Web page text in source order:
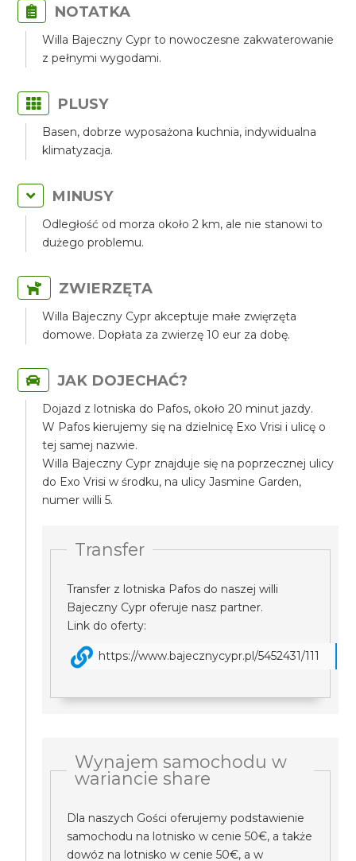
NOTATKA
Willa Bajeczny Cypr to nowoczesne zakwaterowanie
z pełnymi wygodami.
PLUSY
Basen, dobrze wyposażona kuchnia, indywidualna
klimatyzacja.
MINUSY
Odległość od morza około 2 km, ale nie stanowi to
dużego problemu.
ZWIERZĘTA
Willa Bajeczny Cypr akceptuje małe zwięrzęta
domowe. Dopłata za zwierzę 10 eur za dobę.
JAK DOJECHAĆ?
Dojazd z lotniska do Pafos, około 20 minut jazdy.
W Pafos kierujemy się na dzielnicę Exo Vrisi i ulicę o
tej samej nazwie.
Willa Bajeczny Cypr znajduje się na poprzecznej ulicy
do Exo Vrisi w środku, na ulicy Jasmine Garden,
numer willi 5.
Transfer
Transfer z lotniska Pafos do naszej willi
Bajeczny Cypr oferuje nasz partner.
Link do oferty:
https://www.bajecznycypr.pl/5452431/111
Wynajem samochodu w
wariancie share
Dla naszych Gości oferujemy podstawienie
samochodu na lotnisko w cenie 50€, a także
dowóz na lotnisko w cenie 50€, a w